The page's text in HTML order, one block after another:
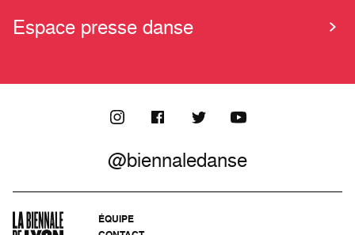
Espace presse danse
@biennaledanse
ÉQUIPE